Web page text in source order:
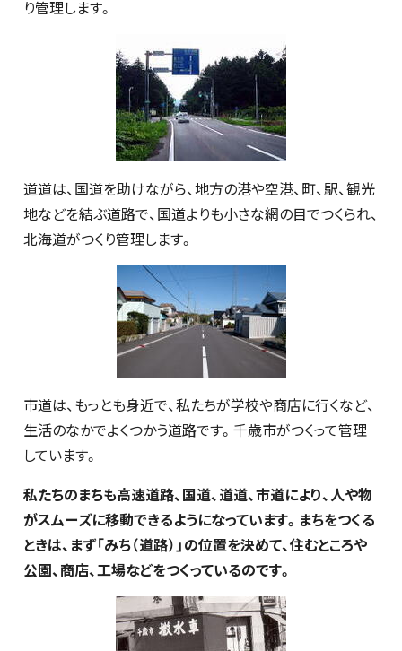
り管理します。
道道は、国道を助けながら、地方の港や空港、町、駅、観光
地などを結ぶ道路で、国道よりも小さな網の目でつくられ、
北海道がつくり管理します。
市道は、もっとも身近で、私たちが学校や商店に行くなど、
生活のなかでよくつかう道路です。千歳市がつくって管理
しています。
私たちのまちも高速道路、国道、道道、市道により、人や物
がスムーズに移動できるようになっています。まちをつくる
ときは、まず「みち（道路）」の位置を決めて、住むところや
公園、商店、工場などをつくっているのです。